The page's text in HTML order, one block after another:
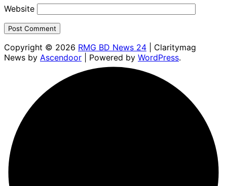
Website
Copyright © 2026 RMG BD News 24 | Claritymag
News by Ascendoor | Powered by WordPress.